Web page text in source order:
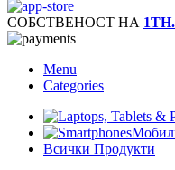
СОБСТВЕНОСТ НА
Menu
Categories
Всички Продукти